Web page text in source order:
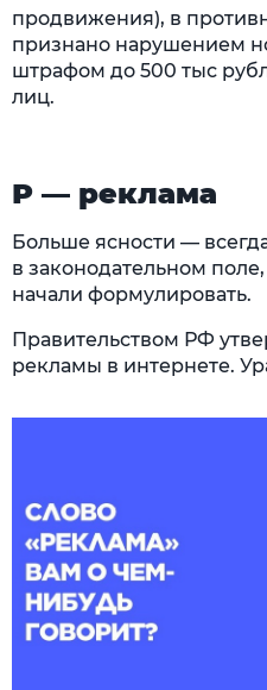
продвижения), в
признано нарушением
штрафом до 500 тыс
лиц.
Р — реклама
Больше ясности —
в законодательном
начали формулировать.
Правительством РФ
рекламы в интернете.